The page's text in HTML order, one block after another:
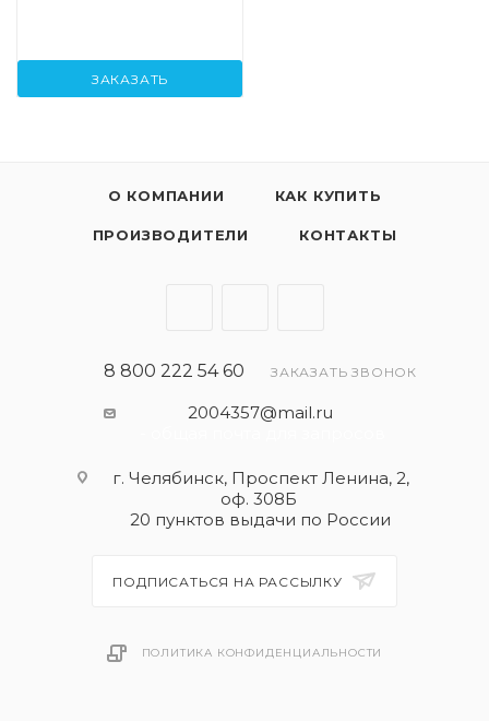
ЗАКАЗАТЬ
О КОМПАНИИ КАК КУПИТЬ
ПРОИЗВОДИТЕЛИ КОНТАКТЫ
8 800 222 54 60 ЗАКАЗАТЬ ЗВОНОК
2004357@mail.ru
г. Челябинск, Проспект Ленина, 2,
оф. 308Б
20 пунктов выдачи по России
ПОДПИСАТЬСЯ НА РАССЫЛКУ
ПОЛИТИКА КОНФИДЕНЦИАЛЬНОСТИ